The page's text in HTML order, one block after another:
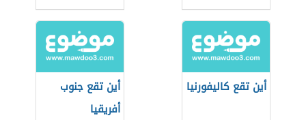
أين تقع كاليفورنيا
أين تقع جنوب
أفريقيا